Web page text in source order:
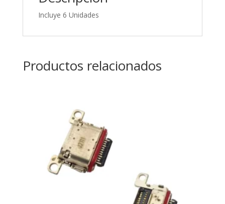
Incluye 6 Unidades
Productos relacionados